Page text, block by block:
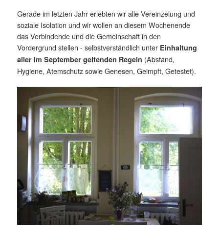
Gerade im letzten Jahr erlebten wir alle Vereinzelung und
soziale Isolation und wir wollen an diesem Wochenende
das Verbindende und die Gemeinschaft in den
Vordergrund stellen - selbstverständlich unter Einhaltung
aller im September geltenden Regeln (Abstand,
Hygiene, Atemschutz sowie Genesen, Geimpft, Getestet).